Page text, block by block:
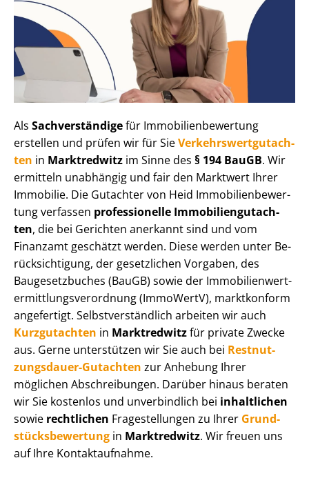
Als Sachverständigefür Im­mo­bi­li­en­be­wer­tung
erstellen und prüfen wir für SieVer­kehrs­wert­gut­ach­
ten in Marktredwitz im Sinne des § 194 BauGB. Wir
ermitteln unabhängig und fair den Marktwert Ihrer
Immobilie. Die Gutachter von Heid Im­mo­bi­li­en­be­wer­
tung verfassen professionelle Im­mo­bi­li­en­gut­ach­
ten, die bei Gerichten anerkannt sind und vom
Finanzamt geschätzt werden. Diese werden unter Be­
rück­sich­ti­gung, der gesetzlichen Vorgaben, des
Baugesetzbuches (BauGB) sowie der Im­mo­bi­li­en­wert­
ermitt­lungs­ver­ord­nung (ImmoWertV), marktkonform
angefertigt. Selbst­ver­ständ­lich arbeiten wir auch
Kurzgutachten in Marktredwitzfür private Zwecke
aus. Gerne unterstützen wir Sie auch bei Rest­nut­
zungs­dau­er-Gutachten zur Anhebung Ihrer
möglichen Abschreibungen. Darüber hinaus beraten
wir Sie kostenlos und unverbindlich bei inhaltlichen
sowie rechtlichen Fragestellungen zu Ihrer Grund­
stücks­be­wer­tung in Marktredwitz. Wir freuen uns
auf Ihre Kontaktaufnahme.